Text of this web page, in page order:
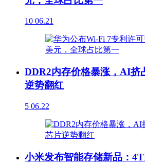
10 06.21
DDR2内存价格暴涨，AI挤
逆势翻红
5 06.22
小米发布智能存储新品：